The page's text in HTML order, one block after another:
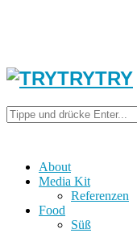
About
Media Kit
Referenzen
Food
Süß